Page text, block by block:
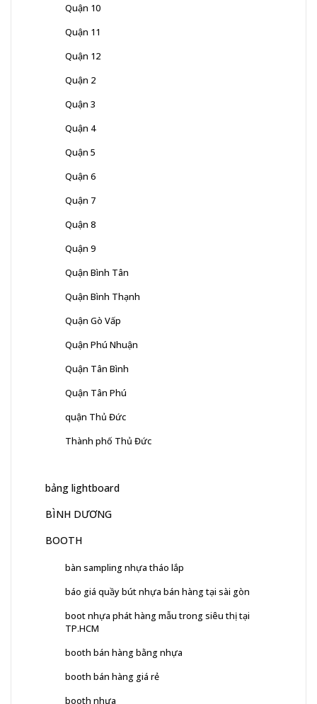
Quận 10
Quận 11
Quận 12
Quận 2
Quận 3
Quận 4
Quận 5
Quận 6
Quận 7
Quận 8
Quận 9
Quận Bình Tân
Quận Bình Thạnh
Quận Gò Vấp
Quận Phú Nhuận
Quận Tân Bình
Quận Tân Phú
quận Thủ Đức
Thành phố Thủ Đức
bảng lightboard
BÌNH DƯƠNG
BOOTH
bàn sampling nhựa tháo lắp
báo giá quầy bút nhựa bán hàng tại sài gòn
boot nhựa phát hàng mẫu trong siêu thị tại
TP.HCM
booth bán hàng bằng nhựa
booth bán hàng giá rẻ
booth nhựa